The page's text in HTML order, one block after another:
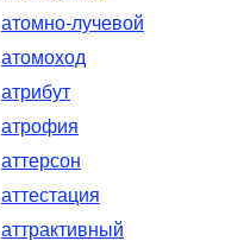
атомно-лучевой
атомоход
атрибут
атрофия
аттерсон
аттестация
аттрактивный